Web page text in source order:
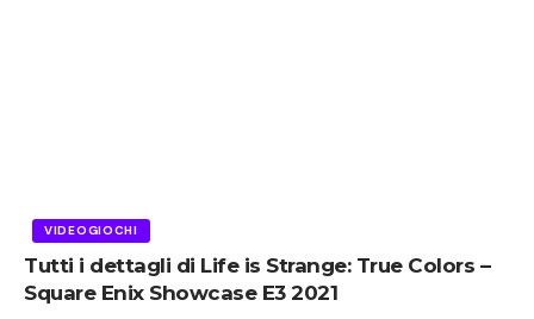
VIDEOGIOCHI
Tutti i dettagli di Life is Strange: True Colors –
Square Enix Showcase E3 2021